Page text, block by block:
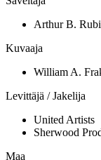
Arthur B.
Kuvaaja
William A.
Levittäjä / Jakelija
United Artists
Sherwood
Maa